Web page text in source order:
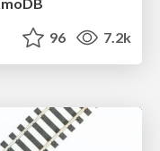
96 7.2k